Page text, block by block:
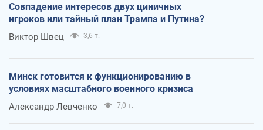
Совпадение интересов двух циничных
игроков или тайный план Трампа и Путина?
Виктор Швец 3,6 т.
Минск готовится к функционированию в
условиях масштабного военного кризиса
Александр Левченко 7,0 т.